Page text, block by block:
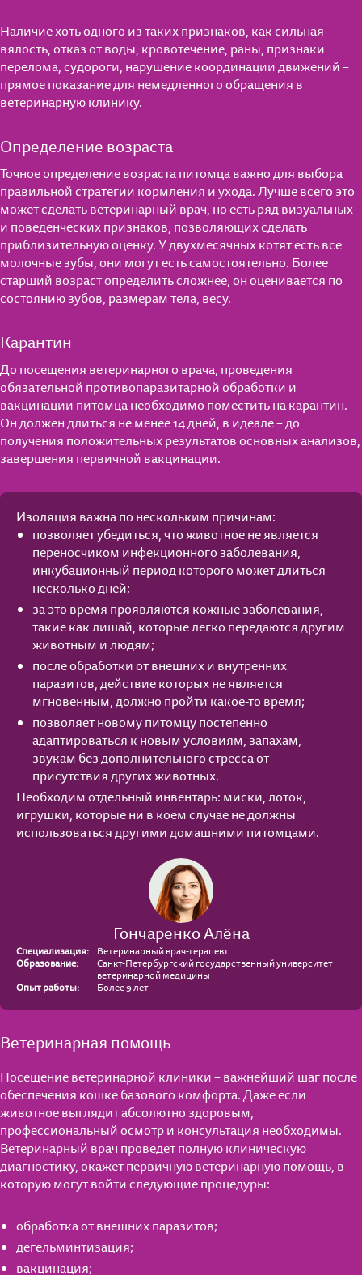
Наличие хоть одного из таких признаков, как сильная
вялость, отказ от воды, кровотечение, раны, признаки
перелома, судороги, нарушение координации движений –
прямое показание для немедленного обращения в
ветеринарную клинику.
Определение возраста
Точное определение возраста питомца важно для выбора
правильной стратегии кормления и ухода. Лучше всего это
может сделать ветеринарный врач, но есть ряд визуальных
и поведенческих признаков, позволяющих сделать
приблизительную оценку. У двухмесячных котят есть все
молочные зубы, они могут есть самостоятельно. Более
старший возраст определить сложнее, он оценивается по
состоянию зубов, размерам тела, весу.
Карантин
До посещения ветеринарного врача, проведения
обязательной противопаразитарной обработки и
вакцинации питомца необходимо поместить на карантин.
Он должен длиться не менее 14 дней, в идеале – до
получения положительных результатов основных анализов,
завершения первичной вакцинации.
Изоляция важна по нескольким причинам:
позволяет убедиться, что животное не является
переносчиком инфекционного заболевания,
инкубационный период которого может длиться
несколько дней;
за это время проявляются кожные заболевания,
такие как лишай, которые легко передаются другим
животным и людям;
после обработки от внешних и внутренних
паразитов, действие которых не является
мгновенным, должно пройти какое-то время;
позволяет новому питомцу постепенно
адаптироваться к новым условиям, запахам,
звукам без дополнительного стресса от
присутствия других животных.
Необходим отдельный инвентарь: миски, лоток,
игрушки, которые ни в коем случае не должны
использоваться другими домашними питомцами.
Гончаренко Алёна
Специализация:
Ветеринарный врач-терапевт
Образование:
Санкт-Петербургский государственный университет
ветеринарной медицины
Опыт работы:
Более 9 лет
Ветеринарная помощь
Посещение ветеринарной клиники – важнейший шаг после
обеспечения кошке базового комфорта. Даже если
животное выглядит абсолютно здоровым,
профессиональный осмотр и консультация необходимы.
Ветеринарный врач проведет полную клиническую
диагностику, окажет первичную ветеринарную помощь, в
которую могут войти следующие процедуры:
обработка от внешних паразитов;
дегельминтизация;
вакцинация;